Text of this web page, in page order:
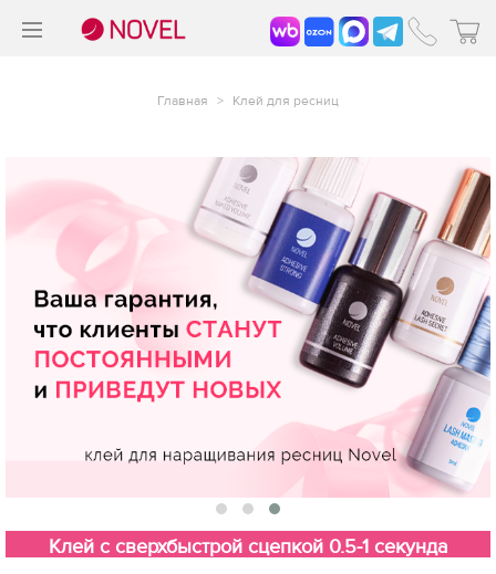
Главная > Клей для ресниц
Клей с сверхбыстрой сцепкой 0.5-1 секунда